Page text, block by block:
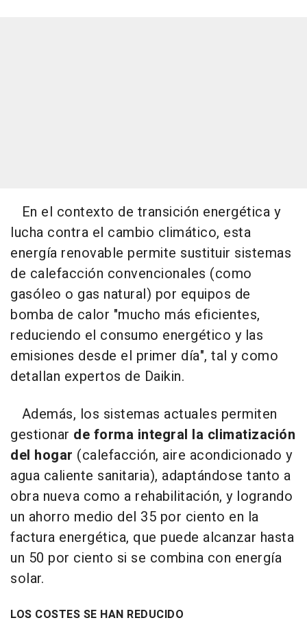
En el contexto de transición energética y
lucha contra el cambio climático, esta
energía renovable permite sustituir sistemas
de calefacción convencionales (como
gasóleo o gas natural) por equipos de
bomba de calor "mucho más eficientes,
reduciendo el consumo energético y las
emisiones desde el primer día", tal y como
detallan expertos de Daikin.
Además, los sistemas actuales permiten
gestionar de forma integral la climatización
del hogar (calefacción, aire acondicionado y
agua caliente sanitaria), adaptándose tanto a
obra nueva como a rehabilitación, y logrando
un ahorro medio del 35 por ciento en la
factura energética, que puede alcanzar hasta
un 50 por ciento si se combina con energía
solar.
LOS COSTES SE HAN REDUCIDO